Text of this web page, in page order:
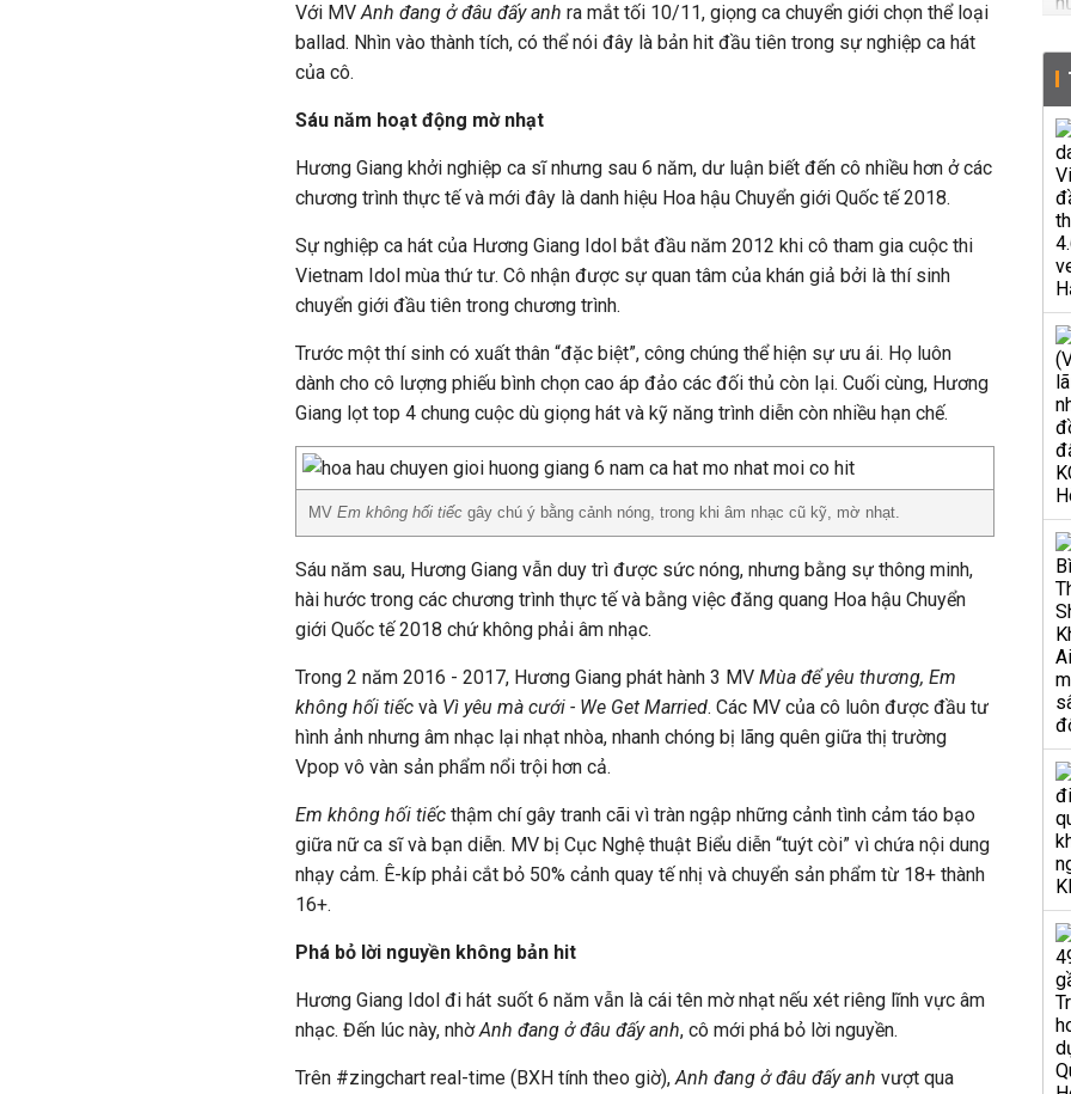
Với MVAnh đang ở đâu đấy anh ra mắt tối 10/11, giọng ca chuyển giới chọn thể loại
ballad. Nhìn vào thành tích, có thể nói đây là bản hit đầu tiên trong sự nghiệp ca hát
của cô.
Sáu năm hoạt động mờ nhạt
Hương Giang khởi nghiệp ca sĩ nhưng sau 6 năm, dư luận biết đến cô nhiều hơn ở các
chương trình thực tế và mới đây là danh hiệu Hoa hậu Chuyển giới Quốc tế 2018.
Sự nghiệp ca hát của Hương Giang Idol bắt đầu năm 2012 khi cô tham gia cuộc thi
Vietnam Idol mùa thứ tư. Cô nhận được sự quan tâm của khán giả bởi là thí sinh
chuyển giới đầu tiên trong chương trình.
Trước một thí sinh có xuất thân “đặc biệt”, công chúng thể hiện sự ưu ái. Họ luôn
dành cho cô lượng phiếu bình chọn cao áp đảo các đối thủ còn lại. Cuối cùng, Hương
Giang lọt top 4 chung cuộc dù giọng hát và kỹ năng trình diễn còn nhiều hạn chế.
MV Em không hối tiếc gây chú ý bằng cảnh nóng, trong khi âm nhạc cũ kỹ, mờ nhạt.
Sáu năm sau, Hương Giang vẫn duy trì được sức nóng, nhưng bằng sự thông minh,
hài hước trong các chương trình thực tế và bằng việc đăng quang Hoa hậu Chuyển
giới Quốc tế 2018 chứ không phải âm nhạc.
Trong 2 năm 2016 - 2017, Hương Giang phát hành 3 MV Mùa để yêu thương, Em
không hối tiếc và Vì yêu mà cưới - We Get Married. Các MV của cô luôn được đầu tư
hình ảnh nhưng âm nhạc lại nhạt nhòa, nhanh chóng bị lãng quên giữa thị trường
Vpop vô vàn sản phẩm nổi trội hơn cả.
Em không hối tiếc thậm chí gây tranh cãi vì tràn ngập những cảnh tình cảm táo bạo
giữa nữ ca sĩ và bạn diễn. MV bị Cục Nghệ thuật Biểu diễn “tuýt còi” vì chứa nội dung
nhạy cảm. Ê-kíp phải cắt bỏ 50% cảnh quay tế nhị và chuyển sản phẩm từ 18+ thành
16+.
Phá bỏ lời nguyền không bản hit
Hương Giang Idol đi hát suốt 6 năm vẫn là cái tên mờ nhạt nếu xét riêng lĩnh vực âm
nhạc. Đến lúc này, nhờAnh đang ở đâu đấy anh, cô mới phá bỏ lời nguyền.
Trên #zingchart real-time (BXH tính theo giờ),Anh đang ở đâu đấy anh vượt qua